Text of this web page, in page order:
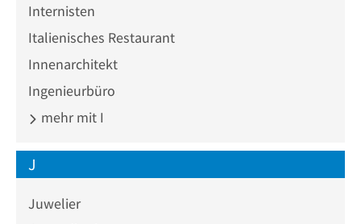
Internisten
Italienisches Restaurant
Innenarchitekt
Ingenieurbüro
mehr mit I
J
Juwelier